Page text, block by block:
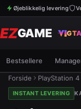
Øjeblikkelig levering
EZGAME
Bestsellere
Forside PlayStation 4
INSTANT LEVERING